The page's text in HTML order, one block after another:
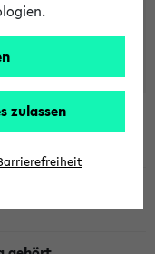
zulassen